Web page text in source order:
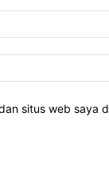
situs web saya